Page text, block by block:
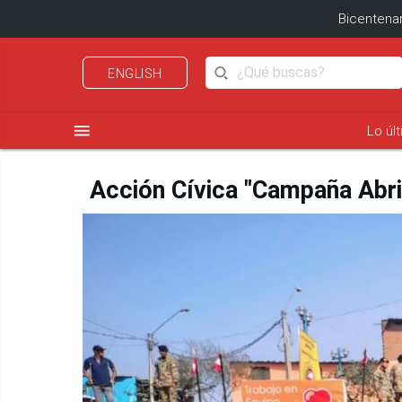
ENGLISH
menu Lo
Acción Cívica "Campaña